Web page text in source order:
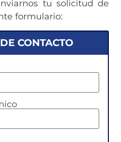
tu solicitud de
formulario:
CONTACTO